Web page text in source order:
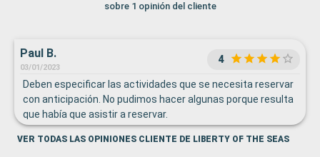
sobre 1 opinión del cliente
Paul B.
03/01/2023
4
Deben especificar las actividades que se necesita reservar
con anticipación. No pudimos hacer algunas porque resulta
que había que asistir a reservar.
VER TODAS LAS OPINIONES CLIENTE DE LIBERTY OF THE SEAS